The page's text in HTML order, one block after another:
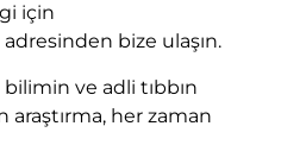
için
adresinden bize ulaşın.
bilimin ve adli tıbbın
her zaman